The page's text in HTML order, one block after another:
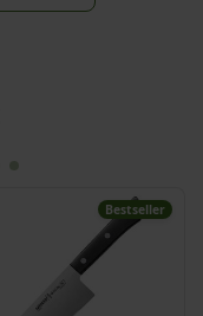
Bestseller